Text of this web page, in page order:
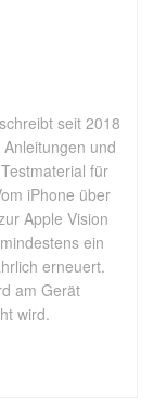
seit 2018
und
für
iPhone über
Apple Vision
ein
erneuert.
am Gerät
wird.